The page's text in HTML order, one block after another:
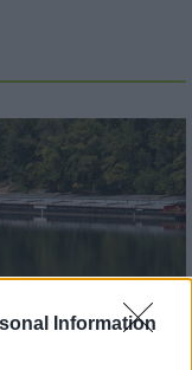
Information